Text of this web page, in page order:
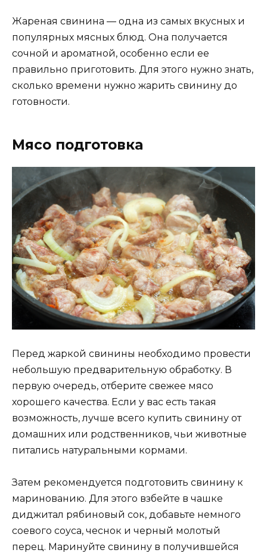
Жареная свинина — одна из самых вкусных и
популярных мясных блюд. Она получается
сочной и ароматной, особенно если ее
правильно приготовить. Для этого нужно знать,
сколько времени нужно жарить свинину до
готовности.
Мясо подготовка
Перед жаркой свинины необходимо провести
небольшую предварительную обработку. В
первую очередь, отберите свежее мясо
хорошего качества. Если у вас есть такая
возможность, лучше всего купить свинину от
домашних или родственников, чьи животные
питались натуральными кормами.
Затем рекомендуется подготовить свинину к
маринованию. Для этого взбейте в чашке
диджитал рябиновый сок, добавьте немного
соевого соуса, чеснок и черный молотый
перец. Маринуйте свинину в получившейся